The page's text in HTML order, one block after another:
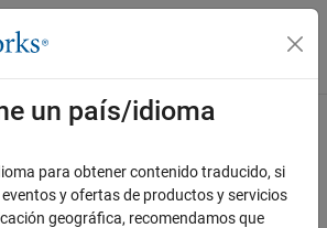
menú de navegación
tan útil fue esta traducción?
un país/idioma
para obtener contenido traducido, si
y ofertas de productos y servicios
geográfica, recomendamos que